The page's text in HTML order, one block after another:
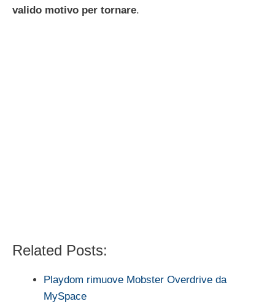
valido motivo per tornare.
Related Posts:
Playdom rimuove Mobster Overdrive da
MySpace